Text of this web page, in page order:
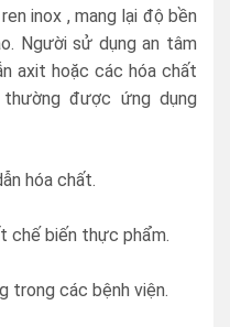
inox , mang lại độ bền
Người sử dụng an tâm
axit hoặc các hóa chất
được ứng dụng
hóa chất.
chế biến thực phẩm.
trong các bệnh viện.